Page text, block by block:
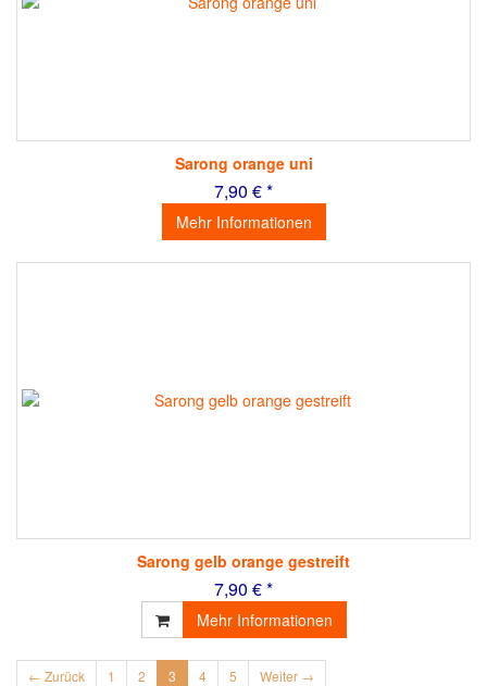
Sarong orange uni
7,90 € *
Mehr Informationen
Sarong gelb orange gestreift
7,90 € *
Mehr Informationen
← Zurück 1 2 3 4 5 Weiter →